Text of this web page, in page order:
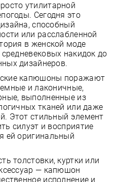
утилитарной
Сегодня это
способный
или расслабленной
в женской моде
накидок до
дизайнеров.
капюшоны поражают
и лаконичные,
выполненные из
тканей или даже
Этот стильный элемент
силуэт и восприятие
ей оригинальный
толстовки, куртки или
— капюшон
исполнение и